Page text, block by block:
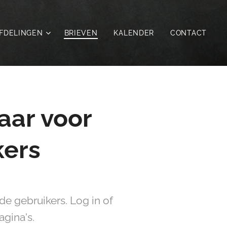
BRIEVEN KALENDER CONTACT
voor
gebruikers. Log in of